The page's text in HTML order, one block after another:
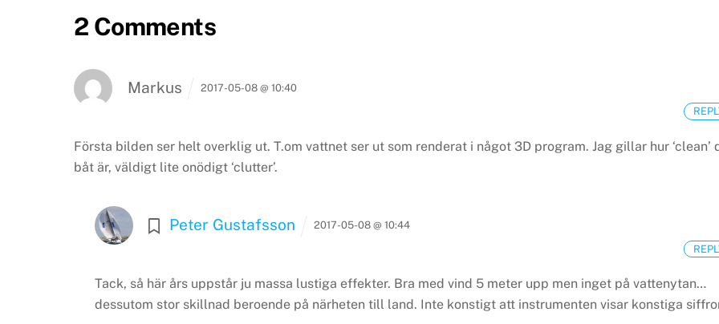
2 Comments
Markus 2017-05-08 @ 10:40
Första bilden ser helt overklig ut. T.om vattnet ser ut som renderat i något 3D program. Jag gillar hur ‘clean’
båt är, väldigt lite onödigt ‘clutter’.
Peter Gustafsson 2017-05-08 @ 10:44
Tack, så här års uppstår ju massa lustiga effekter. Bra med vind 5 meter upp men inget på vattenytan…
dessutom stor skillnad beroende på närheten till land. Inte konstigt att instrumenten visar konstiga